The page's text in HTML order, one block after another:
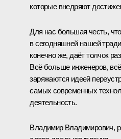
которые внедряют
Для нас большая честь,
в сегодняшней нашей
конечно же, даёт толчок
Всё больше инженеров,
заряжаются идеей
самых современных
деятельность.
Владимир Владимирович,